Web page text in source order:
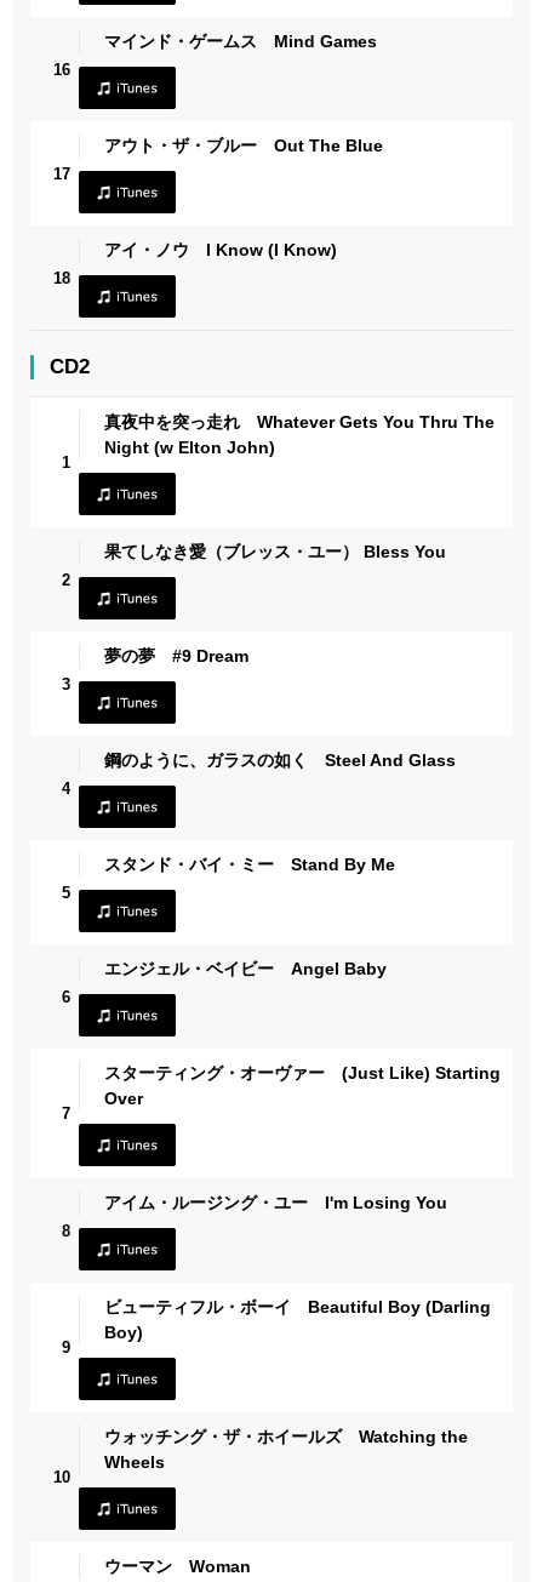
16
マインド・ゲームス Mind Games
17
アウト・ザ・ブルー Out The Blue
18
アイ・ノウ I Know (I Know)
CD2
1
真夜中を突っ走れ Whatever Gets You Thru The
Night (w Elton John)
2
果てしなき愛（ブレッス・ユー） Bless You
3
夢の夢 #9 Dream
4
鋼のように、ガラスの如く Steel And Glass
5
スタンド・バイ・ミー Stand By Me
6
エンジェル・ベイビー Angel Baby
7
スターティング・オーヴァー (Just Like) Starting
Over
8
アイム・ルージング・ユー I'm Losing You
9
ビューティフル・ボーイ Beautiful Boy (Darling
Boy)
10
ウォッチング・ザ・ホイールズ Watching the
Wheels
ウーマン Woman